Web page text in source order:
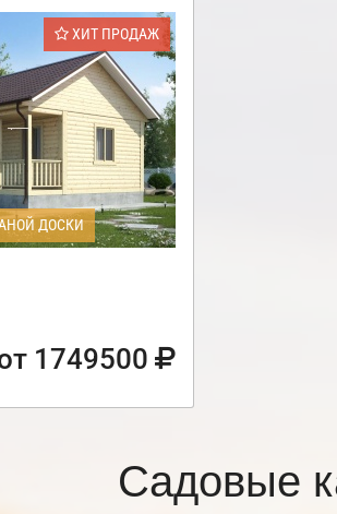
ХИТ ПРОДАЖ
ДОСКИ
1749500
Садовые